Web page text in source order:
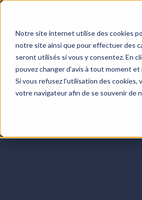
Notre site internet utilise des cookies
notre site ainsi que pour effectuer des
seront utilisés si vous y consentez. En
pouvez changer d’avis à tout moment
Si vous refusez l'utilisation des cookies,
votre navigateur afin de se souvenir de